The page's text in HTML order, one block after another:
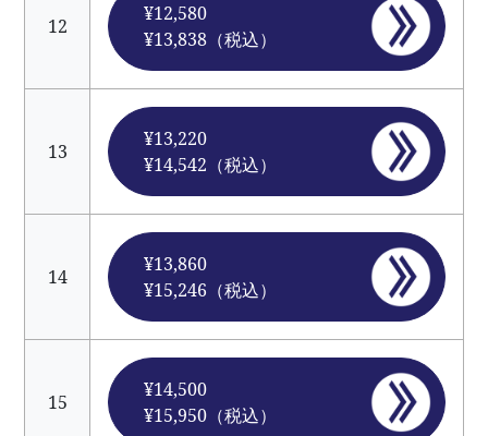
12
¥12,580
¥13,838（税込）
13
¥13,220
¥14,542（税込）
14
¥13,860
¥15,246（税込）
15
¥14,500
¥15,950（税込）